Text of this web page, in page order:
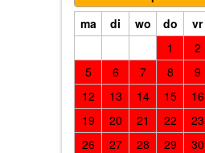
ma
di wo do vr
1
2
5
6 7 8 9
12
13 14 15 16
19
20 21 22 23
26
27 28 29 30